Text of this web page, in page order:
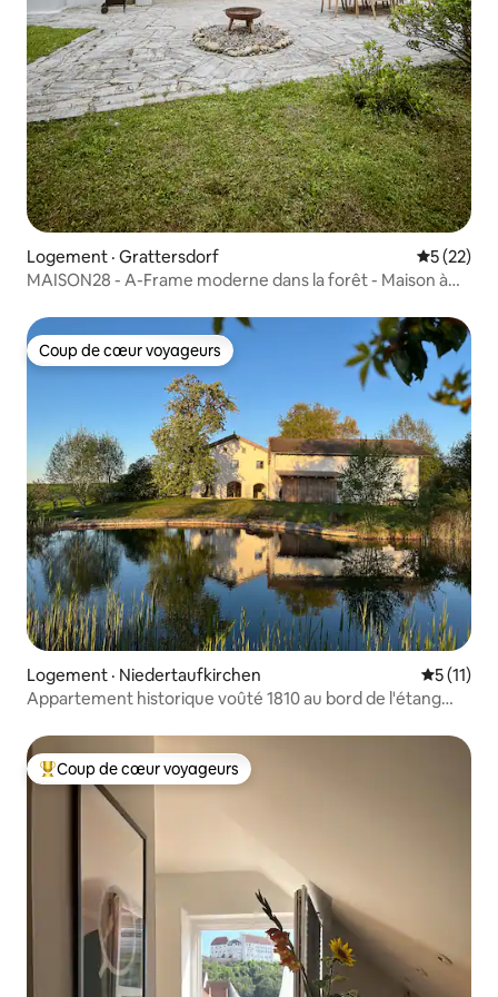
Logement · Grattersdorf Note
5 (22)
MAISON28 - A-Frame moderne dans la forêt - Maison à
Coup de cœur voyageurs
Coup de cœur voyageurs
Logement · Niedertaufkirchen Note
5 (11)
Appartement historique voûté 1810 au bord de l'étang
Coup de cœur voyageurs parmi les plus aimés
Coup de cœur voyageurs